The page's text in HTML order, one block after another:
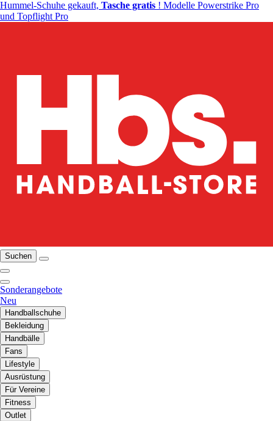
Hummel-Schuhe gekauft, Tasche gratis ! Modelle Powerstrike Pro
und Topflight Pro
Suchen
Sonderangebote
Neu
Handballschuhe
Bekleidung
Handbälle
Fans
Lifestyle
Ausrüstung
Für Vereine
Fitness
Outlet